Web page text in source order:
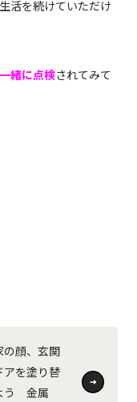
活を続けていただけ
緒に点検されてみて
の顔、玄関
アを塗り替
う 金属